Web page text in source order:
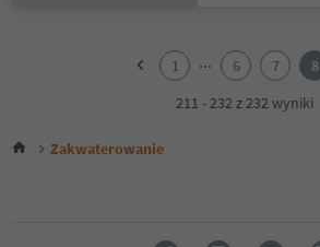
6
1 ... 6 7
8
211 - 232 z 232 wyniki
Zakwaterowanie